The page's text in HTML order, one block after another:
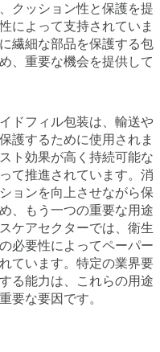
クッション性と保護を提
によって支持されていま
繊細な部品を保護する包
、重要な機会を提供して
ドフィル包装は、輸送や
護するために使用されま
ト効果が高く持続可能な
て推進されています。消
ョンを向上させながら保
、もう一つの重要な用途
ケアセクターでは、衛生
必要性によってペーパー
ています。特定の業界要
る能力は、これらの用途
要な要因です。